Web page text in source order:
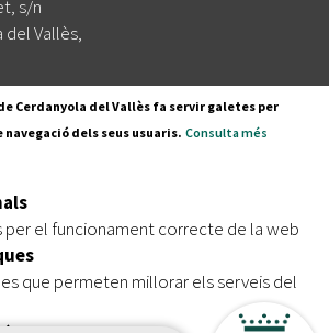
s/n
del Vallès,
butlletí
| Protecció de dades
Cerdanyola del Vallès fa servir galetes per
dels seus usuaris. Consulta més
per el funcionament correcte de la web
que permeten millorar els serveis del